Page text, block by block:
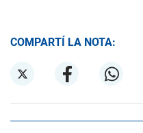
COMPARTÍ LA NOTA: